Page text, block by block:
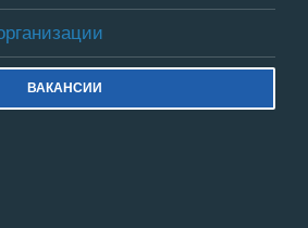
ВАКАНСИИ